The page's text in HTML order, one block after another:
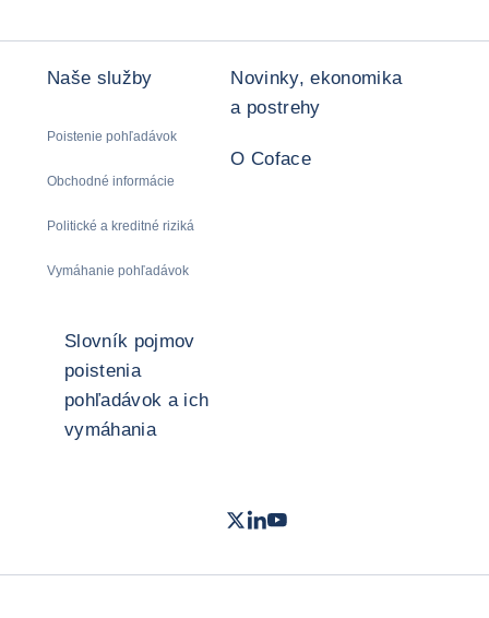
Naše služby
Poistenie pohľadávok
Obchodné informácie
Politické a kreditné riziká
Vymáhanie pohľadávok
Novinky, ekonomika
a postrehy
O Coface
Slovník pojmov
poistenia
pohľadávok a ich
vymáhania
Twitter- Coface
LinkedIn
Youtube